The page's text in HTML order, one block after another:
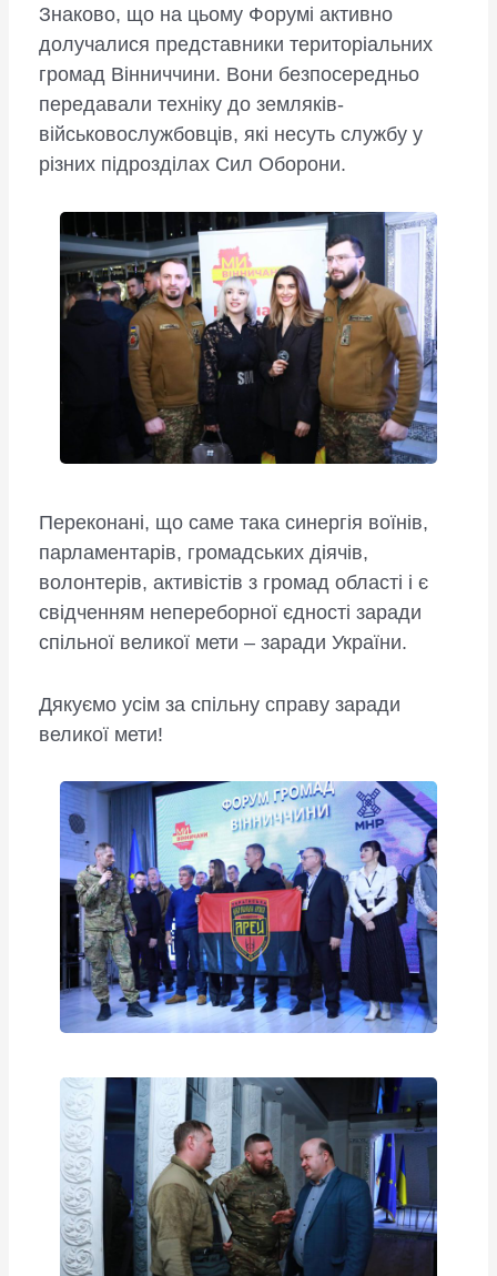
Знаково, що на цьому Форумі активно
долучалися представники територіальних
громад Вінниччини. Вони безпосередньо
передавали техніку до земляків-
військовослужбовців, які несуть службу у
різних підрозділах Сил Оборони.
Переконані, що саме така синергія воїнів,
парламентарів, громадських діячів,
волонтерів, активістів з громад області і є
свідченням непереборної єдності заради
спільної великої мети – заради України.
Дякуємо усім за спільну справу заради
великої мети!